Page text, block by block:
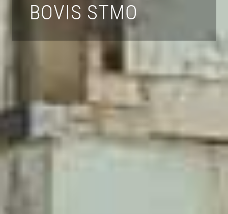
BOVIS STMO